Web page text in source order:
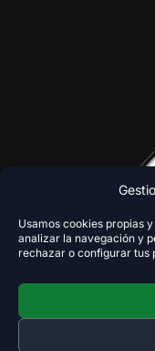
Usamos cookies propias
analizar la navegación y
rechazar o configurar tus